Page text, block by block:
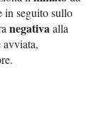
in seguito sullo
negativaalla
avviata,